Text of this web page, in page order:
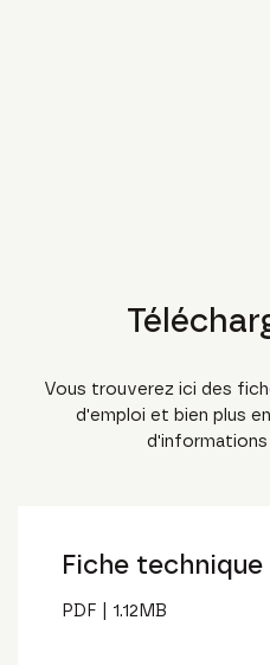
Vous trouverez ici des
d'emploi et bien plus
d'informations
Fiche technique
PDF 1.12 MB